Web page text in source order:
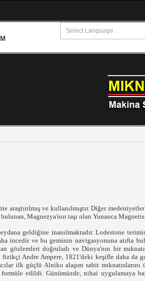
araştırılmış ve kullanılmıştır. Diğer
Magnezya'nın taşı olan Yunanca
geldiğine inanılmaktadır. Lodestone
incedir ve bu geminin navigasyonuna atıfta
doğruladı ve Dünya'nın bir
Andre Ampere, 1821'deki keşifle daha da
ilk güçlü Alniko alaşım sabit
edildi. Günümüzde, nihai uygulamaya